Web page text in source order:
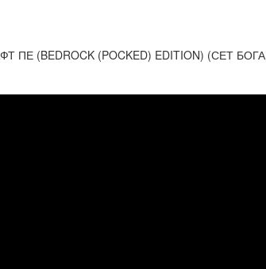
(BEDROCK (POCKED) EDITION) (СЕТ БОГА